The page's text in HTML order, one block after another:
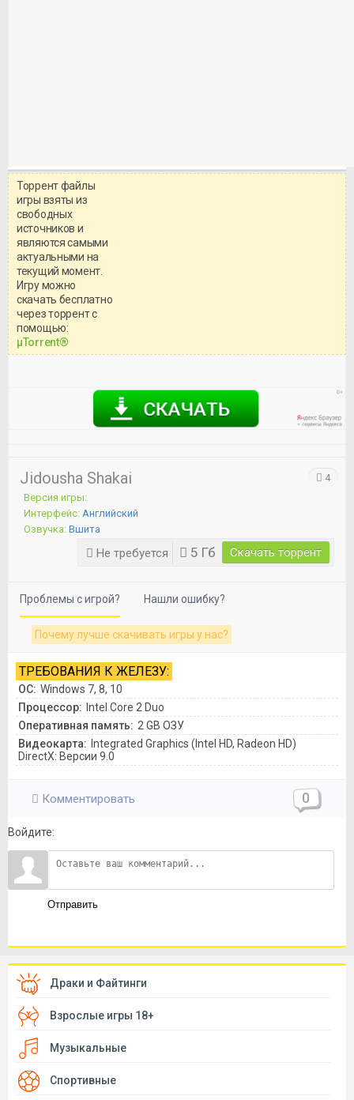
системными требованиями и
Торрент файлы
игры взяты из
свободных
источников и
являются самыми
актуальными на
текущий момент.
Игру можно
скачать бесплатно
через торрент с
помощью:
μTorrent®
Jidousha Shakai
Версия игры:
Интерфейс: Английский
Озвучка: Вшита
Не требуется 5 Гб Скачать торрент
4
Проблемы с игрой? Нашли ошибку?
Почему лучше скачивать игры у нас?
ТРЕБОВАНИЯ К ЖЕЛЕЗУ:
ОС: Windows 7, 8, 10
Процессор: Intel Core 2 Duo
Оперативная память: 2 GB ОЗУ
Видеокарта: Integrated Graphics (Intel HD, Radeon HD)
DirectX: Версии 9.0
Комментировать 0
Войдите:
Отправить
Драки и Файтинги
Взрослые игры 18+
Музыкальные
Спортивные